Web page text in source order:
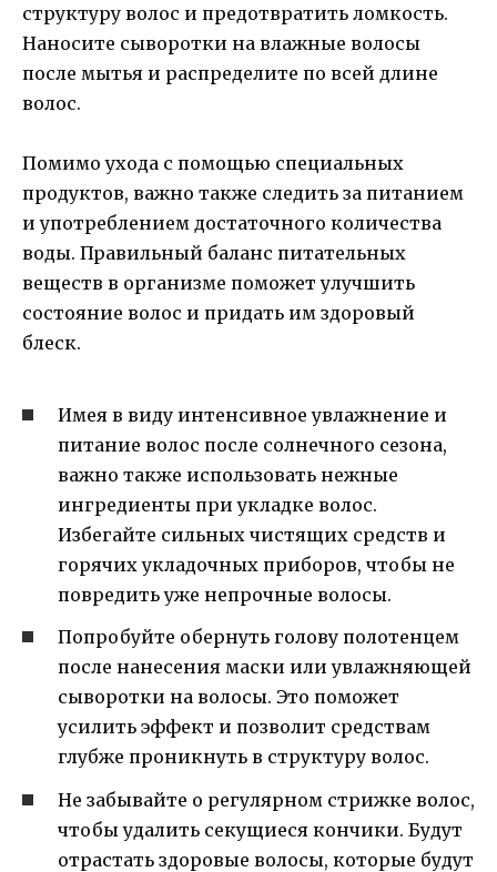
структуру волос и предотвратить ломкость.
Наносите сыворотки на влажные волосы
после мытья и распределите по всей длине
волос.
Помимо ухода с помощью специальных
продуктов, важно также следить за питанием
и употреблением достаточного количества
воды. Правильный баланс питательных
веществ в организме поможет улучшить
состояние волос и придать им здоровый
блеск.
Имея в виду интенсивное увлажнение и
питание волос после солнечного сезона,
важно также использовать нежные
ингредиенты при укладке волос.
Избегайте сильных чистящих средств и
горячих укладочных приборов, чтобы не
повредить уже непрочные волосы.
Попробуйте обернуть голову полотенцем
после нанесения маски или увлажняющей
сыворотки на волосы. Это поможет
усилить эффект и позволит средствам
глубже проникнуть в структуру волос.
Не забывайте о регулярном стрижке волос,
чтобы удалить секущиеся кончики. Будут
отрастать здоровые волосы, которые будут